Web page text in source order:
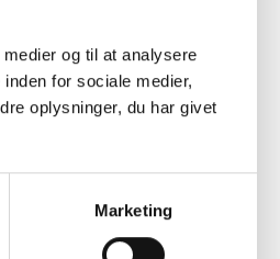
og til at analysere
for sociale medier,
oplysninger, du har givet
Marketing